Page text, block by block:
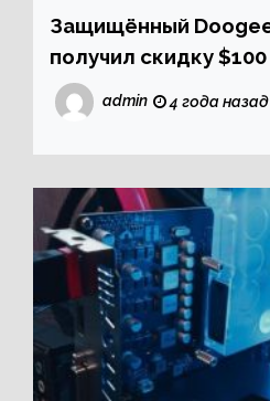
Защищённый
получил скидку
ночное видение и
дизайн
admin 4 года назад